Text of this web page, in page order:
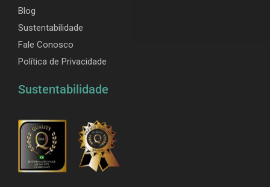
Blog
Sustentabilidade
Fale Conosco
Política de Privacidade
Sustentabilidade